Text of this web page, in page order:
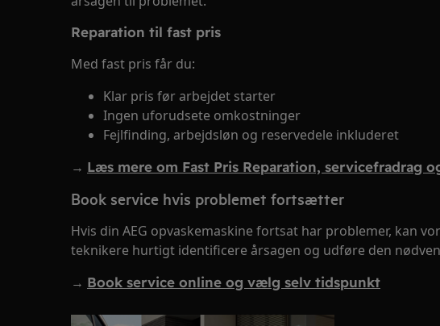
Reparation til fast pris
Med fast pris får du:
Klar pris før arbejdet starter
Ingen uforudsete omkostninger
Fejlfinding, arbejdsløn og reservedele inkluderet
→ Læs mere om Fast Pris Reparation, servicefradrag
Book service hvis problemet fortsætter
Hvis din AEG opvaskemaskine fortsat har problemer, kan
teknikere hurtigt identificere årsagen og udføre den
→ Book service online og vælg selv tidspunkt